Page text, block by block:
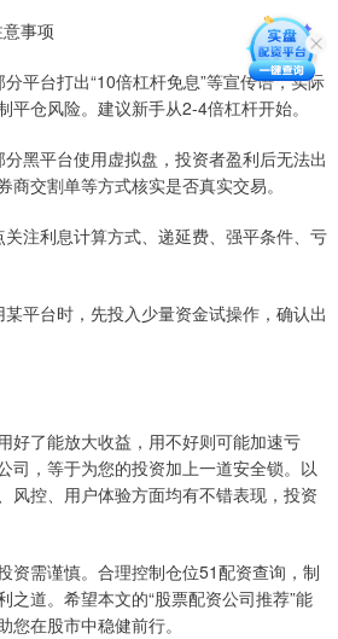
事项
平台打出“10倍杠杆免息”等宣传语，实际
平仓风险。建议新手从2-4倍杠杆开始。
黑平台使用虚拟盘，投资者盈利后无法出
商交割单等方式核实是否真实交易。
注利息计算方式、递延费、强平条件、亏
平台时，先投入少量资金试操作，确认出
好了能放大收益，用不好则可能加速亏
司，等于为您的投资加上一道安全锁。以
风控、用户体验方面均有不错表现，投资
资需谨慎。合理控制仓位51配资查询，制
之道。希望本文的“股票配资公司推荐”能
您在股市中稳健前行。